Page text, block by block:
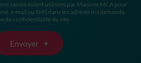
saisies soient utilisées par Maisons MCA pour
e-mail ou SMS dans le cadre de ma demande,
de confidentialité du site.